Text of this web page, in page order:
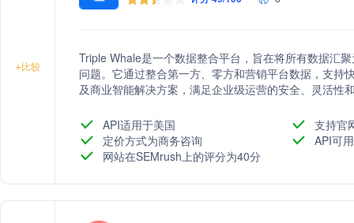
+比较
Triple Whale是一个数据整合平台，旨在将所有数据汇
问题。它通过整合第一方、零方和营销平台数据，支持
及商业智能解决方案，满足企业级运营的安全、灵活性
API适用于美国
支持官
定价方式为商务咨询
API可
网站在SEMrush上的评分为40分